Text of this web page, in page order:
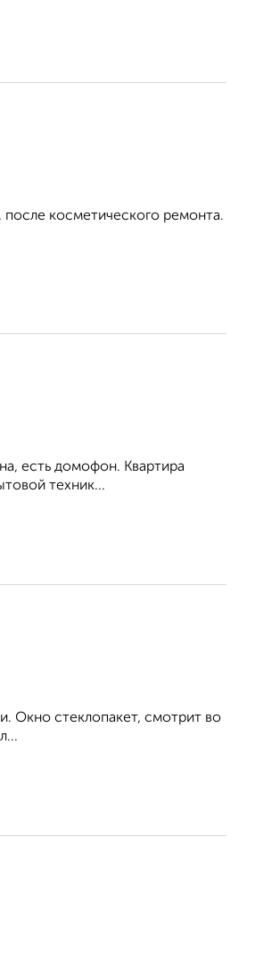
косметического ремонта.
есть домофон. Квартира
техник...
Окно стеклопакет, смотрит во